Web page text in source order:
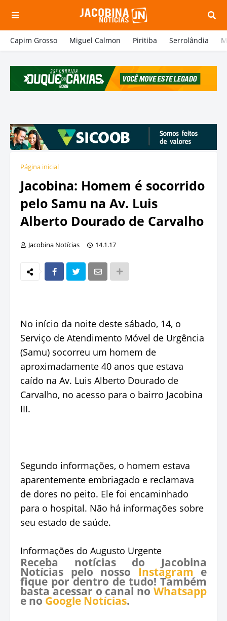
Capim Grosso Miguel Calmon Piritiba Serrolândia
Página inicial
Jacobina: Homem é socorrido
pelo Samu na Av. Luis
Alberto Dourado de Carvalho
Jacobina Notícias 14.1.17
No início da noite deste sábado, 14, o
Serviço de Atendimento Móvel de Urgência
(Samu) socorreu um homem de
aproximadamente 40 anos que estava
caído na Av. Luis Alberto Dourado de
Carvalho, no acesso para o bairro Jacobina
III.
Segundo informações, o homem estava
aparentemente embriagado e reclamava
de dores no peito. Ele foi encaminhado
para o hospital. Não há informações sobre
seu estado de saúde.
Informações do Augusto Urgente
Receba notícias do Jacobina
Notícias pelo nosso Instagram e
fique por dentro de tudo! Também
basta acessar o canal no Whatsapp
e no Google Notícias.